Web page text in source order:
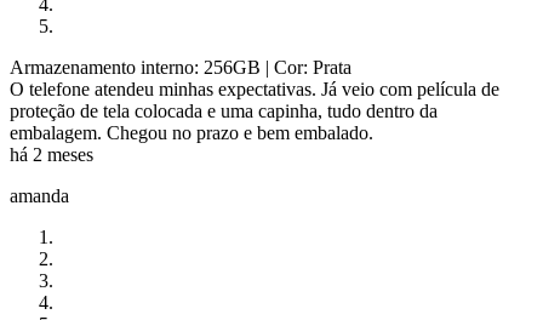
Armazenamento interno: 256GB | Cor: Prata
O telefone atendeu minhas expectativas. Já veio com película de
proteção de tela colocada e uma capinha, tudo dentro da
embalagem. Chegou no prazo e bem embalado.
há 2 meses
amanda